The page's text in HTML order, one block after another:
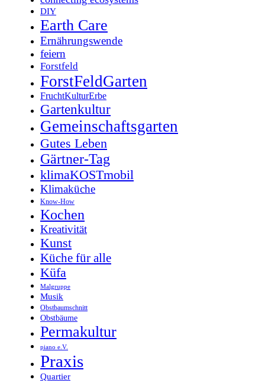
DIY
Earth Care
Ernährungswende
feiern
Forstfeld
ForstFeldGarten
FruchtKulturErbe
Gartenkultur
Gemeinschaftsgarten
Gutes Leben
Gärtner-Tag
klimaKOSTmobil
Klimaküche
Know-How
Kochen
Kreativität
Kunst
Küche für alle
Küfa
Malgruppe
Musik
Obstbaumschnitt
Obstbäume
Permakultur
piano e.V.
Praxis
Quartier